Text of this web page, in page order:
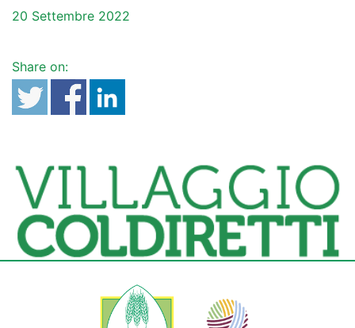
20 Settembre 2022
Share on: